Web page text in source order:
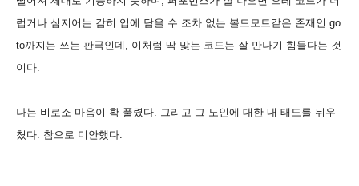
럽거나 심지어는 감히 입에 담을 수 조차 없는 볼드모트같은 존재인 go
to까지는 쓰는 판국인데, 이처럼 딱 맞는 코드는 잘 만나기 힘들다는 것
이다.
나는 비로소 마음이 확 풀렸다. 그리고 그 노인에 대한 내 태도를 뉘우
쳤다. 참으로 미안했다.